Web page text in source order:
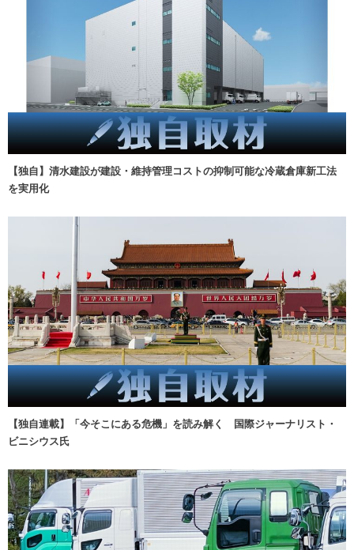
【独自】清水建設が建設・維持管理コストの抑制可能な冷蔵倉庫新工法
を実用化
【独自連載】「今そこにある危機」を読み解く 国際ジャーナリスト・
ビニシウス氏